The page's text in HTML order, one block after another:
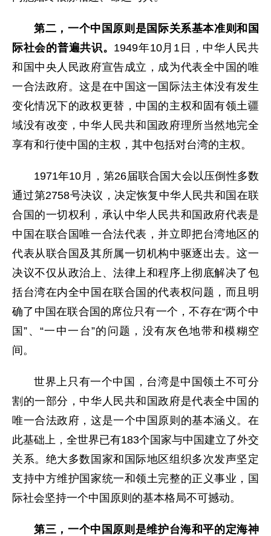
第二，一个中国原则是国际关系基本准则和国
际社会的普遍共识。 1949年10月1日，中华人民共
和国中央人民政府宣告成立，成为代表全中国的唯
一合法政府。这是在中国这一国际法主体没有发生
变化情况下的政权更替，中国的主权和固有领土疆
域没有改变，中华人民共和国政府理所当然地完全
享有和行使中国的主权，其中包括对台湾的主权。
1971年10月，第26届联合国大会以压倒性多数
通过第2758号决议，决定恢复中华人民共和国在联
合国的一切权利，承认中华人民共和国政府代表是
中国在联合国唯一合法代表，并立即把台湾地区的
代表从联合国及其所属一切机构中驱逐出去。这一
决议不仅从政治上、法律上和程序上彻底解决了包
括台湾在内全中国在联合国的代表权问题，而且明
确了中国在联合国的席位只有一个，不存在“两个中
国”、“一中一台”的问题，没有灰色地带和模糊空
间。
世界上只有一个中国，台湾是中国领土不可分
割的一部分，中华人民共和国政府是代表全中国的
唯一合法政府，这是一个中国原则的基本涵义。在
此基础上，全世界已有183个国家与中国建立了外交
关系。绝大多数国家和国际地区组织多次发声坚定
支持中方维护国家统一和领土完整的正义事业，国
际社会坚持一个中国原则的基本格局不可撼动。
第三，一个中国原则是维护台海和平的定海神